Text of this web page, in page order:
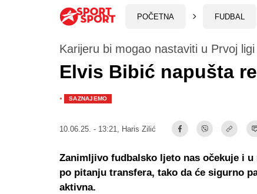
POČETNA FUDBAL
Karijeru bi mogao nastaviti u Prvoj
Elvis Bibić napušta
· SAZNAJEMO
10.06.25. - 13:21, Haris Zilić
Zanimljivo fudbalsko ljeto nas očekuje i
po pitanju transfera, tako da će sigurno
aktivna.